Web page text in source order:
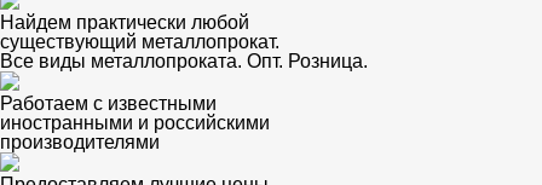
Найдем практически любой
существующий металлопрокат.
Все виды металлопроката. Опт. Розница.
Работаем с известными
иностранными и российскими
производителями